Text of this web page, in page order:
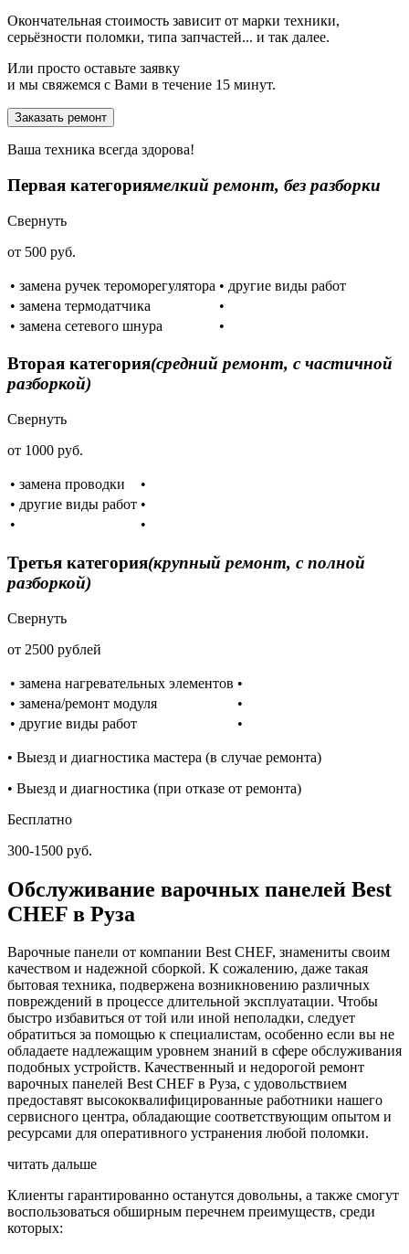
Окончательная стоимость зависит от марки техники,
серьёзности поломки, типа запчастей... и так далее.
Или просто оставьте заявку
и мы свяжемся с Вами в течение 15 минут.
Заказать ремонт
Ваша техника всегда здорова!
Первая категориямелкий ремонт, без разборки
Свернуть
от 500 руб.
• замена ручек тероморегулятора • другие виды работ
• замена термодатчика
•
• замена сетевого шнура
•
Вторая категория(средний ремонт, с частичной
разборкой)
Свернуть
от 1000 руб.
• замена проводки
•
• другие виды работ •
•
•
Третья категория(крупный ремонт, с полной
разборкой)
Свернуть
от 2500 рублей
• замена нагревательных элементов •
• замена/ремонт модуля
•
• другие виды работ
•
• Выезд и диагностика мастера (в случае ремонта)
• Выезд и диагностика (при отказе от ремонта)
Бесплатно
300-1500 руб.
Обслуживание варочных панелей Best
CHEF в Руза
Варочные панели от компании Best CHEF, знамениты своим
качеством и надежной сборкой. К сожалению, даже такая
бытовая техника, подвержена возникновению различных
повреждений в процессе длительной эксплуатации. Чтобы
быстро избавиться от той или иной неполадки, следует
обратиться за помощью к специалистам, особенно если вы не
обладаете надлежащим уровнем знаний в сфере обслуживания
подобных устройств. Качественный и недорогой ремонт
варочных панелей Best CHEF в Руза, с удовольствием
предоставят высококвалифицированные работники нашего
сервисного центра, обладающие соответствующим опытом и
ресурсами для оперативного устранения любой поломки.
читать дальше
Клиенты гарантированно останутся довольны, а также смогут
воспользоваться обширным перечнем преимуществ, среди
которых: